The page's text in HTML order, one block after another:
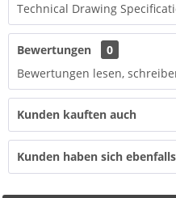
Technical Drawing
Bewertungen
0
Bewertungen lesen,
Kunden kauften auch
Kunden haben sich